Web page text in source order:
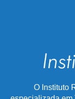
O Instituto